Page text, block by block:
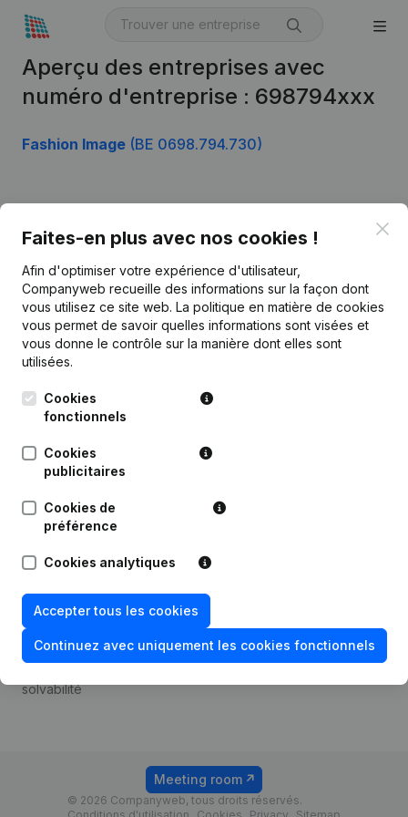
Aperçu des entreprises avec
numéro d'entreprise : 698794xxx
Fashion Image (BE 0698.794.730)
Faites-en plus avec nos cookies !
Afin d'optimiser votre expérience d'utilisateur,
Companyweb recueille des informations sur la façon dont
vous utilisez ce site web. La politique en matière de cookies
vous permet de savoir quelles informations sont visées et
vous donne le contrôle sur la manière dont elles sont
utilisées.
Cookies
fonctionnels
Cookies
publicitaires
Cookies de
préférence
Cookies analytiques
Accepter tous les cookies
Continuez avec uniquement les cookies fonctionnels
Français
Kantorenpark Everest
Leuvensesteenweg
1800 Vilvoorde
Informations d’entreprise
Monitoring
Recherche internationale
Prospection
Compliance et prévention
de la fraude
Consulter des comptes
Recherche de numéro de
TVA
solvabilité
Tarifs
© 2026 Companyweb, tous droits réservés.
Meeting room